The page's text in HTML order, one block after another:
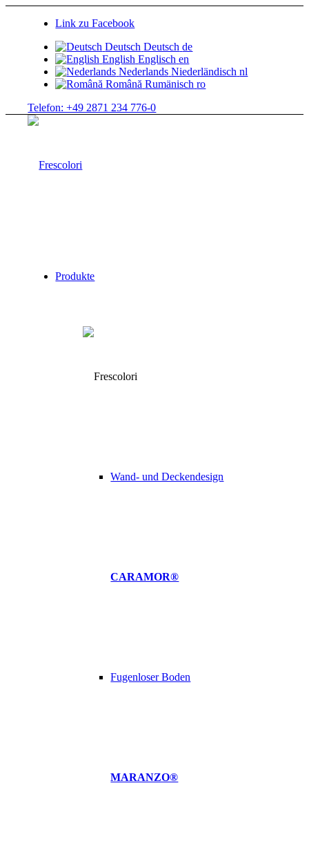
Link zu Facebook
Deutsch Deutsch de
English Englisch en
Nederlands Niederländisch nl
Română Rumänisch ro
Telefon: +49 2871 234 776-0
Produkte
Wand- und Deckendesign
CARAMOR®
Fugenloser Boden
MARANZO®